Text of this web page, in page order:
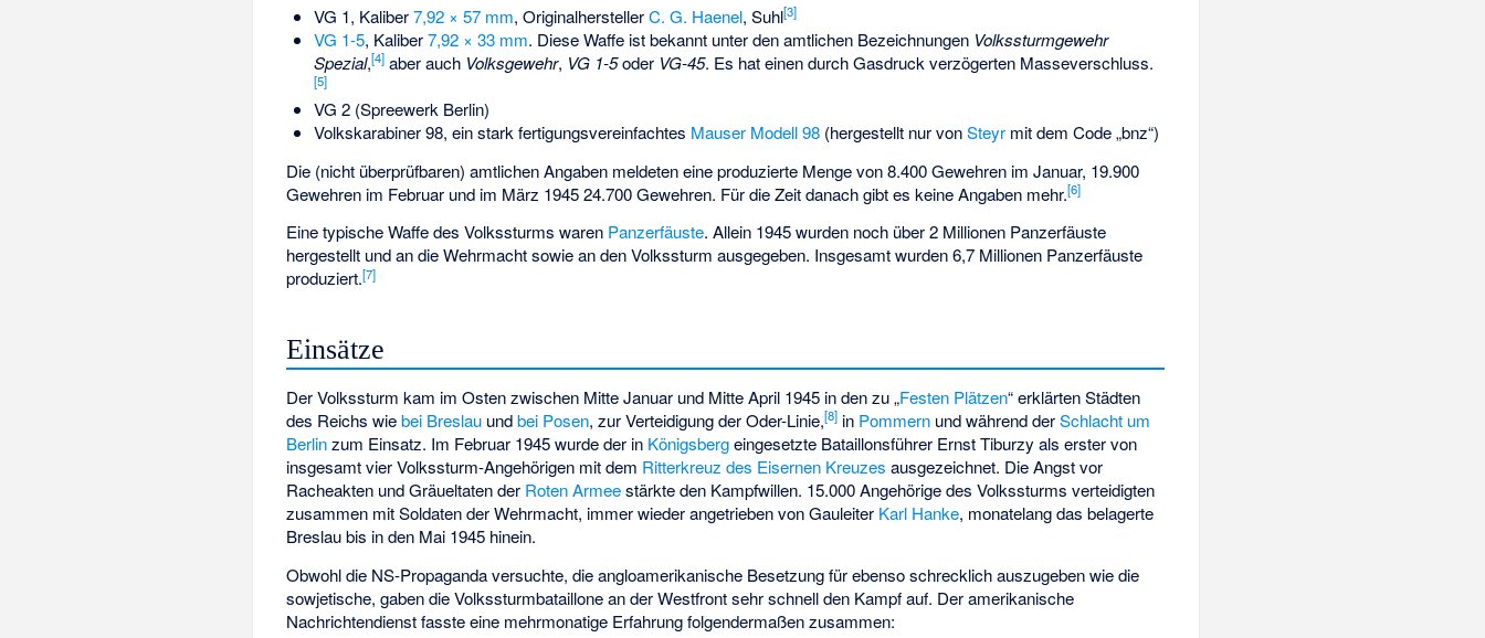
VG 1, Kaliber7,92 × 57 mm, OriginalherstellerC. G. Haenel, Suhl[3]
VG 1-5, Kaliber7,92 × 33 mm. Diese Waffe ist bekannt unter den amtlichen Bezeichnungen Volkssturmgewehr
Spezial,[4]aber auch Volksgewehr, VG 1-5oder VG-45. Es hat einen durch Gasdruck verzögerten Masseverschluss.
[5]
VG 2 (Spreewerk Berlin)
Volkskarabiner 98, ein stark fertigungsvereinfachtes Mauser Modell 98(hergestellt nur vonSteyrmit dem Code „bnz“)
Die (nicht überprüfbaren) amtlichen Angaben meldeten eine produzierte Menge von 8.400 Gewehren im Januar, 19.900
Gewehren im Februar und im März 1945 24.700 Gewehren. Für die Zeit danach gibt es keine Angaben mehr.[6]
Eine typische Waffe des Volkssturms waren Panzerfäuste. Allein 1945 wurden noch über 2 Millionen Panzerfäuste
hergestellt und an die Wehrmacht sowie an den Volkssturm ausgegeben. Insgesamt wurden 6,7 Millionen Panzerfäuste
produziert.[7]
Einsätze
Der Volkssturm kam im Osten zwischen Mitte Januar und Mitte April 1945 in den zu „Festen Plätzen“ erklärten Städten
des Reichs wiebei Breslau undbei Posen, zur Verteidigung der Oder-Linie,[8] in Pommern und während derSchlacht um
Berlinzum Einsatz. Im Februar 1945 wurde der in Königsbergeingesetzte Bataillonsführer Ernst Tiburzy als erster von
insgesamt vier Volkssturm-Angehörigen mit dem Ritterkreuz des Eisernen Kreuzes ausgezeichnet. Die Angst vor
Racheakten undGräueltatender Roten Armeestärkte den Kampfwillen. 15.000 Angehörige des Volkssturms verteidigten
zusammen mit Soldaten der Wehrmacht, immer wieder angetrieben von Gauleiter Karl Hanke, monatelang das belagerte
Breslau bis in den Mai 1945 hinein.
Obwohl die NS-Propaganda versuchte, die angloamerikanische Besetzung für ebenso schrecklich auszugeben wie die
sowjetische, gaben die Volkssturmbataillone an der Westfront sehr schnell den Kampf auf. Der amerikanische
Nachrichtendienst fasste eine mehrmonatige Erfahrung folgendermaßen zusammen: